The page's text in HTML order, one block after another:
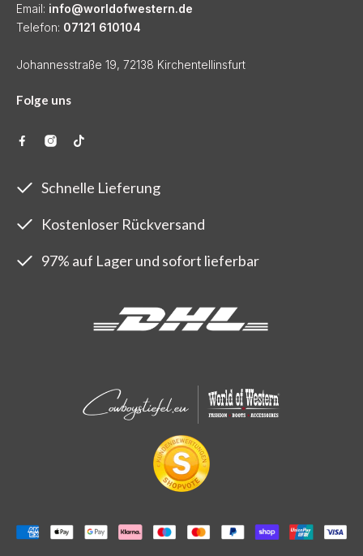
Email: info@worldofwestern.de
Telefon: 07121 610104
Johannesstraße 19, 72138 Kirchentellinsfurt
Folge uns
Schnelle Lieferung
Kostenloser Rückversand
97% auf Lager und sofort lieferbar